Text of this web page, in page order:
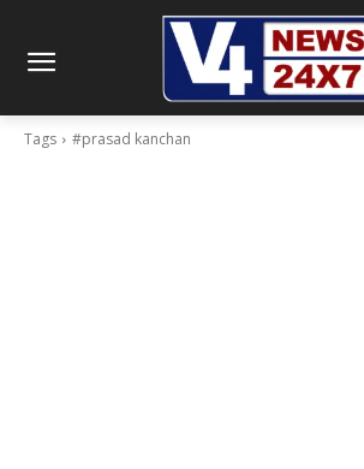
Tags #prasad kanchan